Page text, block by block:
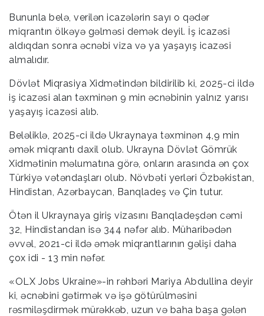
Bununla belə, verilən icazələrin sayı o qədər
miqrantın ölkəyə gəlməsi demək deyil. İş icazəsi
aldıqdan sonra əcnəbi viza və ya yaşayış icazəsi
almalıdır.
Dövlət Miqrasiya Xidmətindən bildirilib ki, 2025-ci ildə
iş icazəsi alan təxminən 9 min əcnəbinin yalnız yarısı
yaşayış icazəsi alıb.
Beləliklə, 2025-ci ildə Ukraynaya təxminən 4,9 min
əmək miqrantı daxil olub. Ukrayna Dövlət Gömrük
Xidmətinin məlumatına görə, onların arasında ən çox
Türkiyə vətəndaşları olub. Növbəti yerləri Özbəkistan,
Hindistan, Azərbaycan, Banqladeş və Çin tutur.
Ötən il Ukraynaya giriş vizasını Banqladeşdən cəmi
32, Hindistandan isə 344 nəfər alıb. Müharibədən
əvvəl, 2021-ci ildə əmək miqrantlarının gəlişi daha
çox idi - 13 min nəfər.
«OLX Jobs Ukraine»-in rəhbəri Mariya Abdullina deyir
ki, əcnəbini gətirmək və işə götürülməsini
rəsmiləşdirmək mürəkkəb, uzun və baha başa gələn